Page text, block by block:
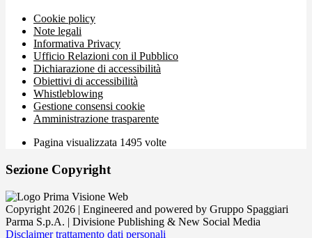
Cookie policy
Note legali
Informativa Privacy
Ufficio Relazioni con il Pubblico
Dichiarazione di accessibilità
Obiettivi di accessibilità
Whistleblowing
Gestione consensi cookie
Amministrazione trasparente
Pagina visualizzata 1495 volte
Sezione Copyright
Copyright 2026 | Engineered and powered by Gruppo Spaggiari
Parma S.p.A. | Divisione Publishing & New Social Media
Disclaimer trattamento dati personali